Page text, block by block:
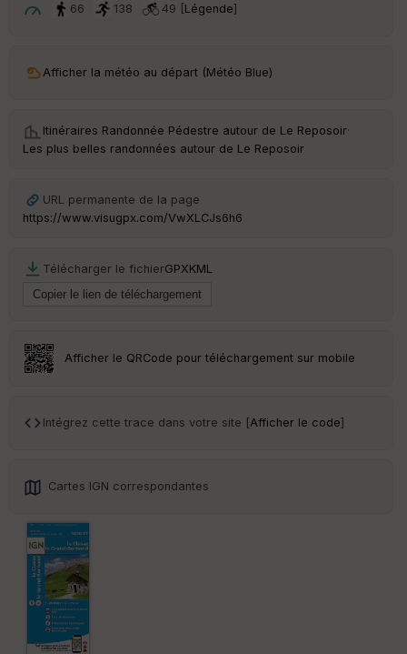
66 138 49 [ Légende]
Afficher la météo au départ (Météo Blue)
Itinéraires Randonnée Pédestre autour de Le Reposoir·
Les plus belles randonnées autour de Le Reposoir
URL permanente de la page
https://www.visugpx.com/VwXLCJs6h6
Télécharger le fichierGPXKML
Afficher le QRCode pour téléchargement sur mobile
Intégrez cette trace dans votre site [Afficher le code]
Cartes IGN correspondantes